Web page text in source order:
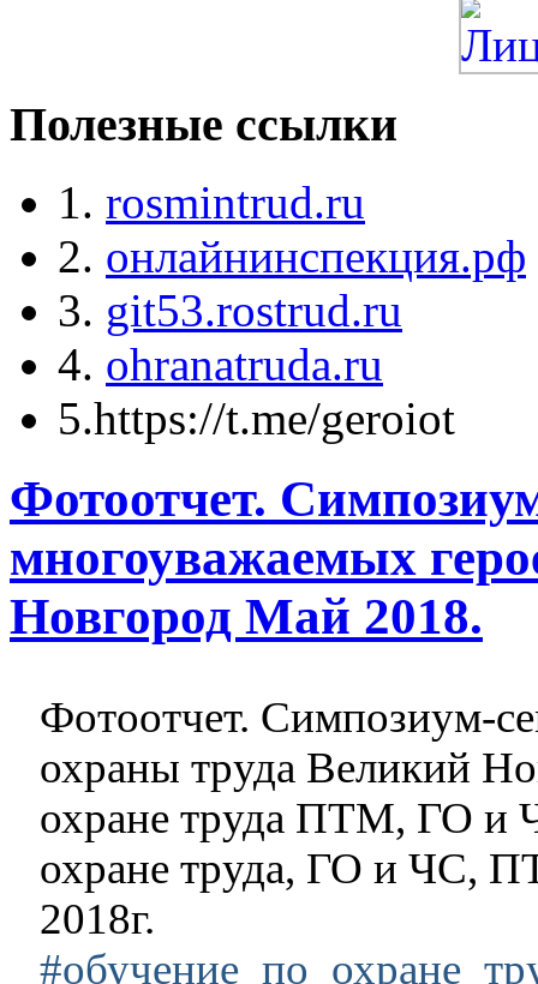
Полезные ссылки
1. rosmintrud.ru
2. онлайнинспекция.рф
3. git53.rostrud.ru
4. ohranatruda.ru
5.https://t.me/geroiot
Фотоотчет.
многоуважаемых
Новгород Май 2018.
Фотоотчет. Симпозиум-
охраны труда Великий
охране труда ПТМ, ГО и
охране труда, ГО и ЧС,
2018г.